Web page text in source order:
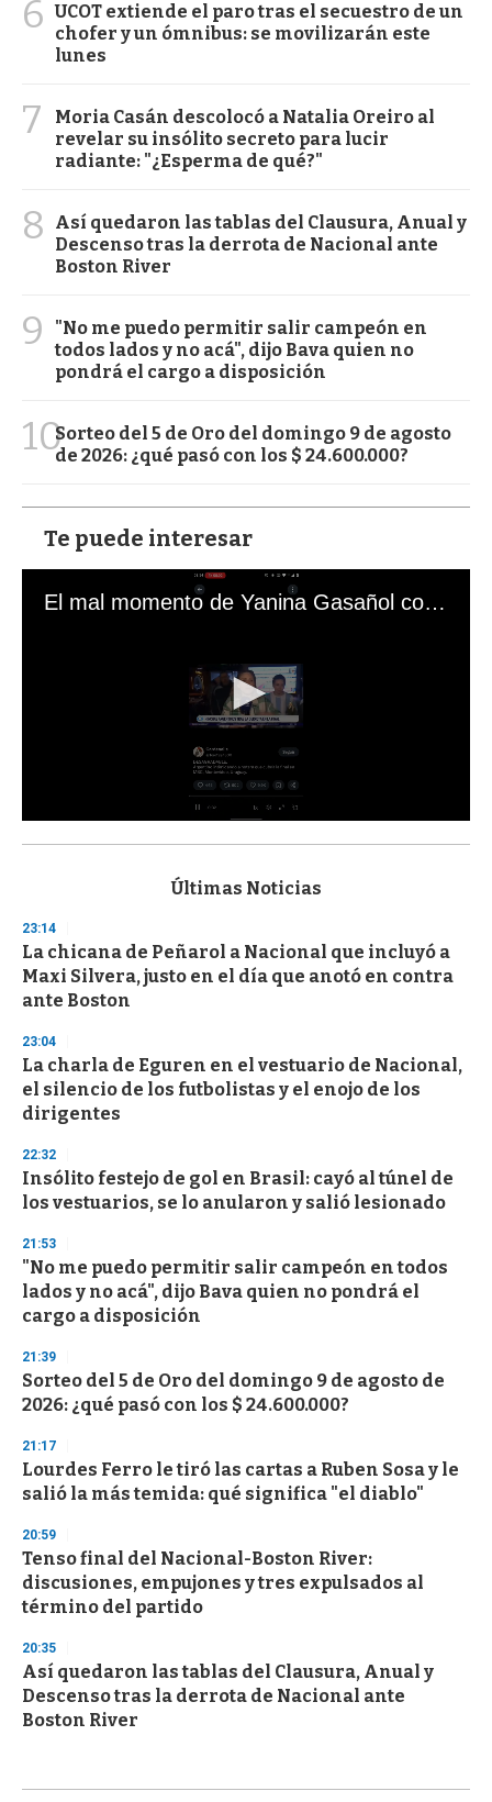
6 UCOT extiende el paro tras el secuestro de un
chofer y un ómnibus: se movilizarán este
lunes
7
Moria Casán descolocó a Natalia Oreiro al
revelar su insólito secreto para lucir
radiante: "¿Esperma de qué?"
8
Así quedaron las tablas del Clausura, Anual y
Descenso tras la derrota de Nacional ante
Boston River
9
"No me puedo permitir salir campeón en
todos lados y no acá", dijo Bava quien no
pondrá el cargo a disposición
10Sorteo del 5 de Oro del domingo 9 de agosto
de 2026: ¿qué pasó con los $ 24.600.000?
Te puede interesar
El mal momento de Yanina Gasañol con un hincha argentino en "Subrayado"
s
d
s
o
f
3
s
e
c
o
n
Últimas Noticias
23:14
La chicana de Peñarol a Nacional que incluyó a
Maxi Silvera, justo en el día que anotó en contra
ante Boston
23:04
La charla de Eguren en el vestuario de Nacional,
el silencio de los futbolistas y el enojo de los
dirigentes
22:32
Insólito festejo de gol en Brasil: cayó al túnel de
los vestuarios, se lo anularon y salió lesionado
21:53
"No me puedo permitir salir campeón en todos
lados y no acá", dijo Bava quien no pondrá el
cargo a disposición
21:39
Sorteo del 5 de Oro del domingo 9 de agosto de
2026: ¿qué pasó con los $ 24.600.000?
21:17
Lourdes Ferro le tiró las cartas a Ruben Sosa y le
salió la más temida: qué significa "el diablo"
20:59
Tenso final del Nacional-Boston River:
discusiones, empujones y tres expulsados al
término del partido
20:35
Así quedaron las tablas del Clausura, Anual y
Descenso tras la derrota de Nacional ante
Boston River